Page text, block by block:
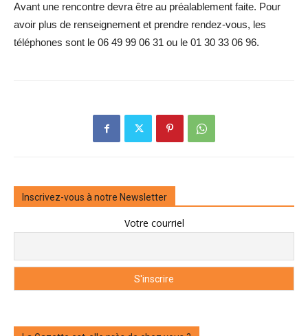
Avant une rencontre devra être au préalablement faite. Pour
avoir plus de renseignement et prendre rendez-vous, les
téléphones sont le 06 49 99 06 31 ou le 01 30 33 06 96.
Inscrivez-vous à notre Newsletter
Votre courriel